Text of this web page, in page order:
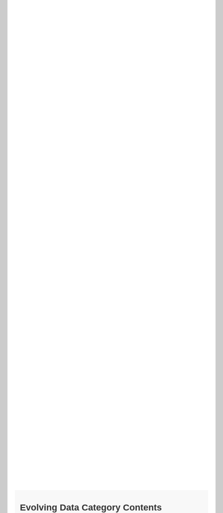
Evolving Data Category Contents